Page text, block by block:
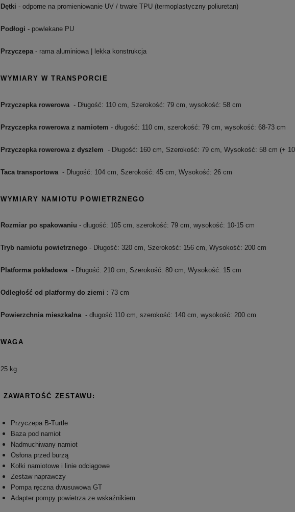
Dętki - odporne na promieniowanie UV / trwałe TPU (termoplastyczny poliuretan)
Podłogi - powlekane PU
Przyczepa- rama aluminiowa | lekka konstrukcja
WYMIARY W TRANSPORCIE
Przyczepka rowerowa- Długość: 110 cm, Szerokość: 79 cm, wysokość: 58 cm
Przyczepka rowerowa z namiotem - długość: 110 cm, szerokość: 79 cm, wysokość: 68-73 cm
Przyczepka rowerowa z dyszlem - Długość: 160 cm, Szerokość: 79 cm, Wysokość: 58 cm (+
Taca transportowa- Długość: 104 cm, Szerokość: 45 cm, Wysokość: 26 cm
WYMIARY NAMIOTU POWIETRZNEGO
Rozmiar po spakowaniu - długość: 105 cm, szerokość: 79 cm, wysokość: 10-15 cm
Tryb namiotu powietrznego- Długość: 320 cm, Szerokość: 156 cm, Wysokość: 200 cm
Platforma pokładowa- Długość: 210 cm, Szerokość: 80 cm, Wysokość: 15 cm
Odległość od platformy do ziemi : 73 cm
Powierzchnia mieszkalna- długość 110 cm, szerokość: 140 cm, wysokość: 200 cm
WAGA
25kg
ZAWARTOŚĆ ZESTAWU:
Przyczepa B-Turtle
Baza pod namiot
Nadmuchiwany namiot
Osłona przed burzą
Kołki namiotowe i linie odciągowe
Zestaw naprawczy
Pompa ręczna dwusuwowa GT
Adapter pompy powietrza ze wskaźnikiem